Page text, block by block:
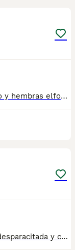
Preciosa camada de gatos sphynx macho y hembras elfos y normales todos nuestros animales son criados en ambiente familiar por criadero especializado todos se entregan con vacunas acorde a su edad y microchip posibilidad de viajar a toda España por empresa especializada. Los precios varían según sexos colores o si son elfos o no gracias.
Ultima gata persa se entrega vacunada desparacitada y con cartilla, se recoje en Sevilla. Lista para recojer. Para mas información por wasap al 610704512.